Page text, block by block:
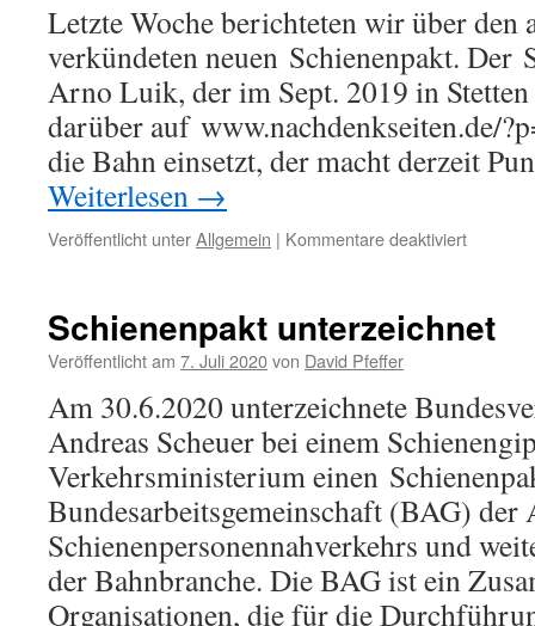
Juli
2020
Letzte Woche berichteten wir über den
verkündeten neuen Schienenpakt. Der
Arno Luik, der im Sept. 2019 in
darüber auf www.nachdenkseiten.de/
die Bahn einsetzt, der macht derzeit
Weiterlesen →
Veröffentlicht unterAllgemein | Kommentare deaktiviertfür
Fakt
Schienenpakt unterzeichnet
Veröffentlicht am 7. Juli 2020von David Pfeffer
Am 30.6.2020 unterzeichnete
Andreas Scheuer bei einem
Verkehrsministerium einen
Bundesarbeitsgemeinschaft (BAG) der
Schienenpersonennahverkehrs und
der Bahnbranche. Die BAG ist ein
Organisationen, die für die